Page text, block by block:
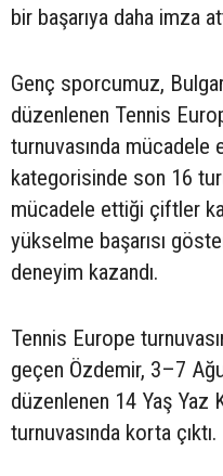
bir başarıya daha imza
Genç sporcumuz,
düzenlenen Tennis
turnuvasında mücadele
kategorisinde son 16
mücadele ettiği çiftler
yükselme başarısı
deneyim kazandı.
Tennis Europe
geçen Özdemir, 3–7
düzenlenen 14 Yaş Yaz
turnuvasında korta çıktı.